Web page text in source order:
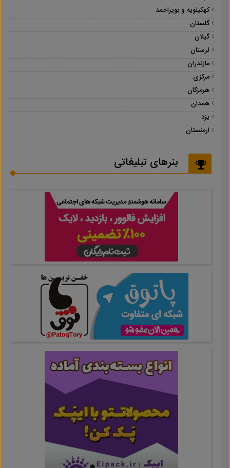
کهکیلویه و بویراحمد
گلستان
گیلان
لرستان
مازندران
مرکزی
هرمزگان
همدان
یزد
ارمنستان
بنرهای تبلیغاتی